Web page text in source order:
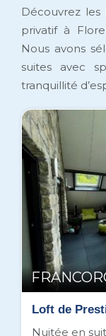
Découvrez les
privatif à
Nous avons
suites avec
tranquillité
Loft de
Nuitée en